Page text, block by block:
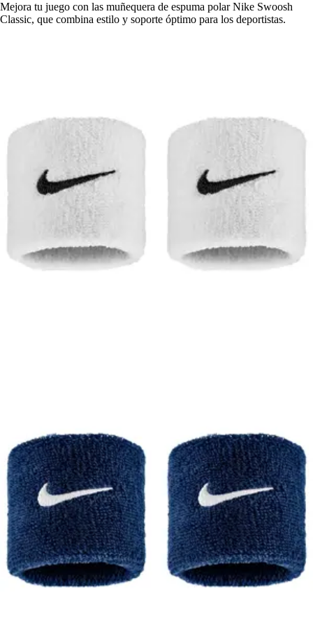
Mejora tu juego con las muñequera de espuma polar Nike Swoosh
Classic, que combina estilo y soporte óptimo para los deportistas.